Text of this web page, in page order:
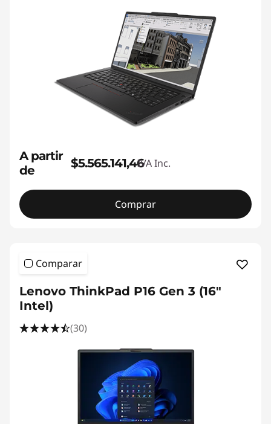
A partir
de
$5.565.141,46IVA Inc.
Comprar
Comparar
Lenovo ThinkPad P16 Gen 3 (16"
Intel)
(30)